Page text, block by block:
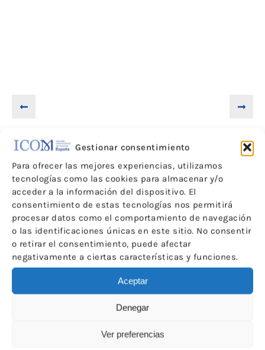
Gestionar consentimiento
Para ofrecer las mejores experiencias, utilizamos
tecnologías como las cookies para almacenar y/o
acceder a la información del dispositivo. El
consentimiento de estas tecnologías nos permitirá
procesar datos como el comportamiento de navegación
o las identificaciones únicas en este sitio. No consentir
o retirar el consentimiento, puede afectar
negativamente a ciertas características y funciones.
Aceptar
Denegar
Ver preferencias
Noticias
16 JULIO 2026
Nuevo número de la revista del Comité Español de
ICOM